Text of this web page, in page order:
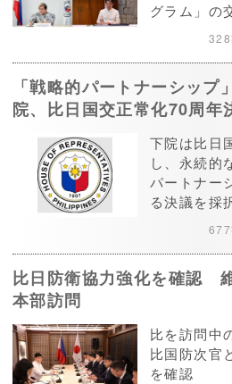
グラム」の
328
「戦略的パートナーシッ
院、比日国交正常化70周年
下院は比日
し、永続的
パートナー
る決議を採
677
比日防衛協力強化を確認
本部訪問
比を訪問中
比国防次官
を確認